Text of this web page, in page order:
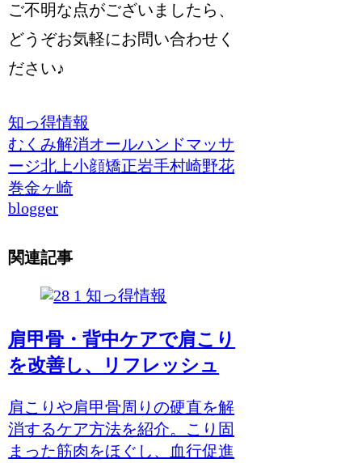
ご不明な点がございましたら、
どうぞお気軽にお問い合わせく
ださい♪
知っ得情報
むくみ解消オールハンドマッサ
ージ北上小顔矯正岩手村崎野花
巻金ヶ崎
blogger
関連記事
知っ得情報
肩甲骨・背中ケアで肩こり
を改善し、リフレッシュ
肩こりや肩甲骨周りの硬直を解
消するケア方法を紹介。こり固
まった筋肉をほぐし、血行促進